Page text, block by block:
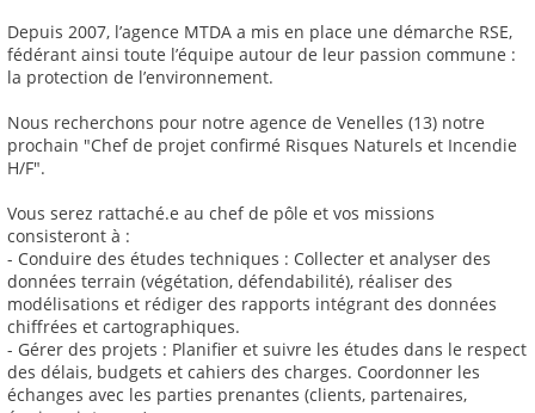
Depuis 2007, l’agence MTDA a mis en place une démarche RSE,
fédérant ainsi toute l’équipe autour de leur passion commune :
la protection de l’environnement.
Nous recherchons pour notre agence de Venelles (13) notre
prochain "Chef de projet confirmé Risques Naturels et Incendie
H/F".
Vous serez rattaché.e au chef de pôle et vos missions
consisteront à :
- Conduire des études techniques : Collecter et analyser des
données terrain (végétation, défendabilité), réaliser des
modélisations et rédiger des rapports intégrant des données
chiffrées et cartographiques.
- Gérer des projets : Planifier et suivre les études dans le respect
des délais, budgets et cahiers des charges. Coordonner les
échanges avec les parties prenantes (clients, partenaires,